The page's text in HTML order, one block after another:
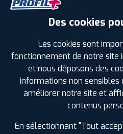
Diagnostic électronique du
Géométrie
Gardiennage pneus à
Agence labellisée run flat
Vidange
Réparation de pneus à chaud
Diagnostic visuel offert (33
Des cookies
Les cookies sont
fonctionnement de notre site
et nous déposons des
informations non
améliorer notre site et
contenus
En sélectionnant "Tout